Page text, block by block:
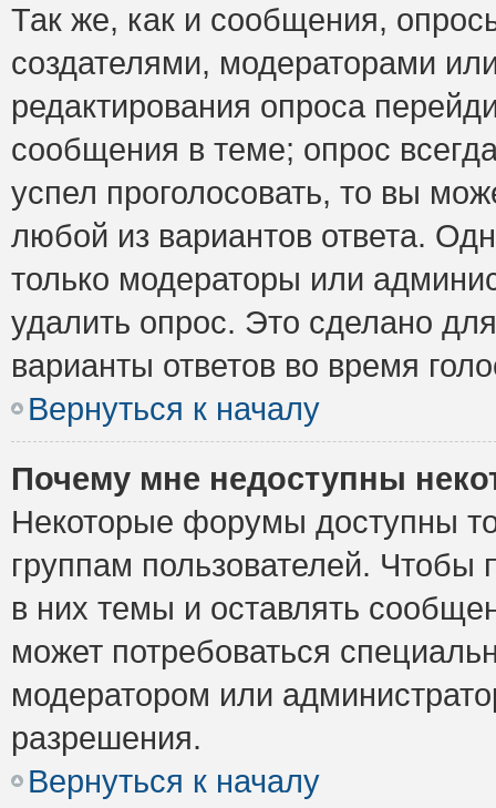
Так же, как и сообщения,
создателями, модераторами
редактирования опроса
сообщения в теме; опрос
успел проголосовать, то вы
любой из вариантов ответа.
только модераторы или
удалить опрос. Это сделано
варианты ответов во время
Вернуться к началу
Почему мне недоступны
Некоторые форумы доступны
группам пользователей. Чтобы
в них темы и оставлять
может потребоваться
модератором или
разрешения.
Вернуться к началу